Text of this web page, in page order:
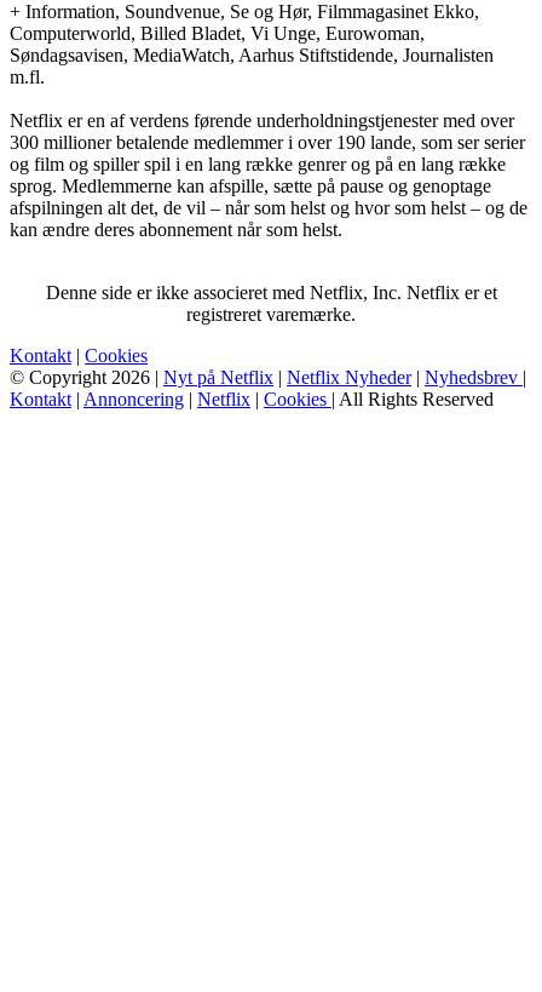
+ Information, Soundvenue, Se og Hør, Filmmagasinet Ekko,
Computerworld, Billed Bladet, Vi Unge, Eurowoman,
Søndagsavisen, MediaWatch, Aarhus Stiftstidende, Journalisten
m.fl.
Netflix er en af verdens førende underholdningstjenester med over
300 millioner betalende medlemmer i over 190 lande, som ser serier
og film og spiller spil i en lang række genrer og på en lang række
sprog. Medlemmerne kan afspille, sætte på pause og genoptage
afspilningen alt det, de vil – når som helst og hvor som helst – og de
kan ændre deres abonnement når som helst.
Denne side er ikke associeret med Netflix, Inc. Netflix er et
registreret varemærke.
Kontakt | Cookies
© Copyright 2026 | Nyt på Netflix | Netflix Nyheder| Nyhedsbrev |
Kontakt | Annoncering | Netflix | Cookies | All Rights Reserved